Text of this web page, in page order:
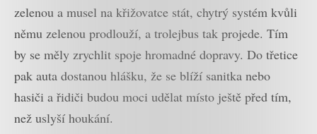
zelenou a musel na křižovatce stát, chytrý systém kvůli
němu zelenou prodlouží, a trolejbus tak projede. Tím
by se měly zrychlit spoje hromadné dopravy. Do třetice
pak auta dostanou hlášku, že se blíží sanitka nebo
hasiči a řidiči budou moci udělat místo ještě před tím,
než uslyší houkání.